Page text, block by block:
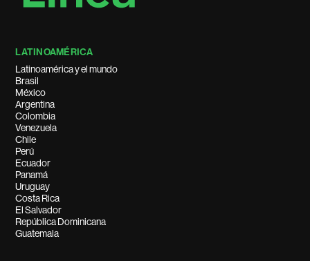
LATINOAMÉRICA
Latinoamérica y el mundo
Brasil
México
Argentina
Colombia
Venezuela
Chile
Perú
Ecuador
Panamá
Uruguay
Costa Rica
El Salvador
República Dominicana
Guatemala